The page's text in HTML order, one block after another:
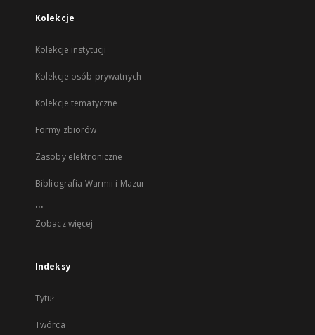
Kolekcje
Kolekcje instytucji
Kolekcje osób prywatnych
Kolekcje tematyczne
Formy zbiorów
Zasoby elektroniczne
Bibliografia Warmii i Mazur
...
Zobacz więcej
Indeksy
Tytuł
Twórca